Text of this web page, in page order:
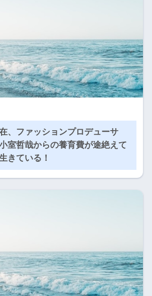
、ファッションプロデューサ
室哲哉からの養育費が途絶えて
きている！